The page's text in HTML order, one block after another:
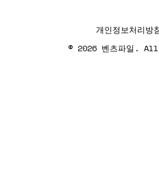
개인정보처리방
© 2026 벤츠파일.